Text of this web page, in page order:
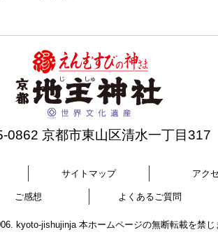
0862 京都市東山区清水一丁目317
サイトマップ アク
ご感想 よくあるご質問
kyoto-jishujinja 本ホームページの無断転載を禁じ